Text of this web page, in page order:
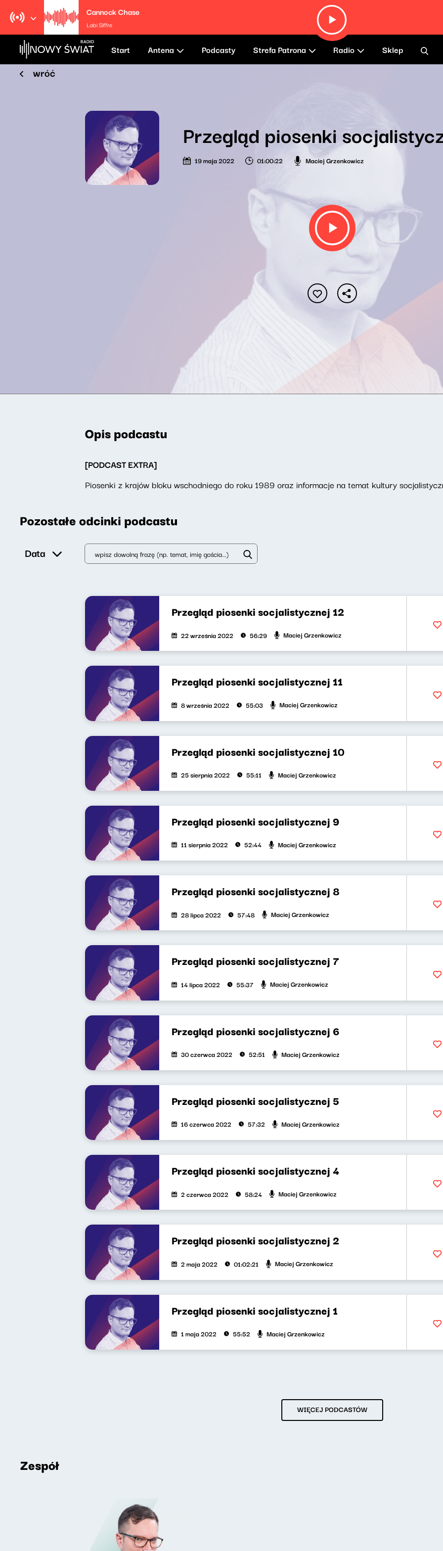
Cannock Chase
Labi Siffre
Start Antena Podcasty Strefa Patrona Radio Sklep
wróć
Przegląd piosenki
19 maja 2022 01:00:22 Maciej Grzenkowicz
Opis podcastu
[PODCAST EXTRA]
Piosenki z krajów bloku wschodniego do roku 1989 oraz informacje na temat kultury
Pozostałe odcinki podcastu
Data
Przegląd piosenki socjalistycznej 12
22 września 2022 56:29 Maciej Grzenkowicz
Przegląd piosenki socjalistycznej 11
8 września 2022 55:03 Maciej Grzenkowicz
Przegląd piosenki socjalistycznej 10
25 sierpnia 2022 55:11 Maciej Grzenkowicz
Przegląd piosenki socjalistycznej 9
11 sierpnia 2022 52:44 Maciej Grzenkowicz
Przegląd piosenki socjalistycznej 8
28 lipca 2022 57:48 Maciej Grzenkowicz
Przegląd piosenki socjalistycznej 7
14 lipca 2022 55:37 Maciej Grzenkowicz
Przegląd piosenki socjalistycznej 6
30 czerwca 2022 52:51 Maciej Grzenkowicz
Przegląd piosenki socjalistycznej 5
16 czerwca 2022 57:32 Maciej Grzenkowicz
Przegląd piosenki socjalistycznej 4
2 czerwca 2022 58:24 Maciej Grzenkowicz
Przegląd piosenki socjalistycznej 2
2 maja 2022 01:02:21 Maciej Grzenkowicz
Przegląd piosenki socjalistycznej 1
1 maja 2022 55:52 Maciej Grzenkowicz
WIĘCEJ PODCASTÓW
Zespół